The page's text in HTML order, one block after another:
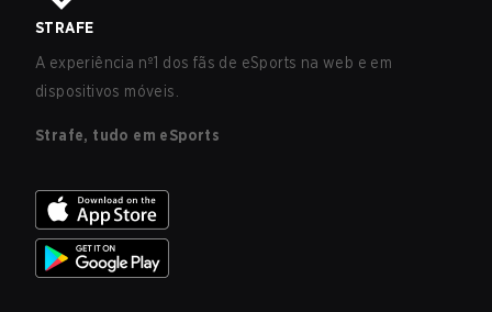
STRAFE
A experiência nº1 dos fãs de eSports na web e em
dispositivos móveis.
Strafe, tudo em eSports